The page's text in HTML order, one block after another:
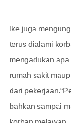
Ike juga
terus dialami
mengadukan
rumah sakit
dari pekerjaan.
bahkan sampai